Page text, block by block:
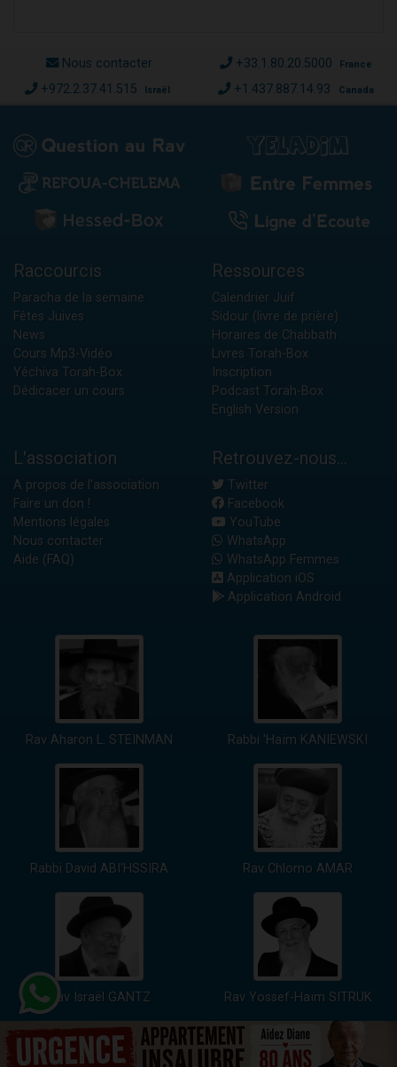
Nous contacter +33.1.80.20.5000 France
+972.2.37.41.515 Israël +1.437.887.14.93 Canada
Raccourcis
Paracha de la semaine
Fêtes Juives
News
Cours Mp3-Vidéo
Yéchiva Torah-Box
Dédicacer un cours
Ressources
Calendrier Juif
Sidour (livre de prière)
Horaires de Chabbath
Livres Torah-Box
Inscription
Podcast Torah-Box
English Version
L'association
A propos de l'association
Faire un don !
Mentions légales
Nous contacter
Aide (FAQ)
Retrouvez-nous...
Twitter
Facebook
YouTube
WhatsApp
WhatsApp Femmes
Application iOS
Application Android
Rav Aharon L. STEINMAN Rabbi 'Haïm KANIEWSKI
Rabbi David ABI'HSSIRA Rav Chlomo AMAR
Rav Israël GANTZ Rav Yossef-Haïm SITRUK